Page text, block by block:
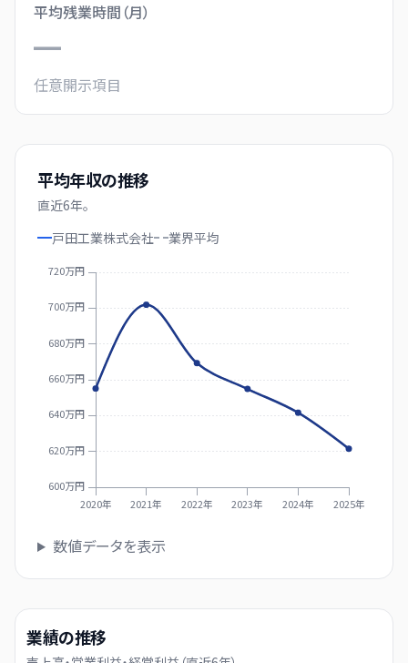
平均残業時間（月）
—
任意開示項目
平均年収の推移
直近6年。
戸田工業株式会社
業界平均
600万円
620万円
640万円
660万円
680万円
700万円
720万円
2020年 2021年 2022年 2023年 2024年 2025年
数値データを表示
業績の推移